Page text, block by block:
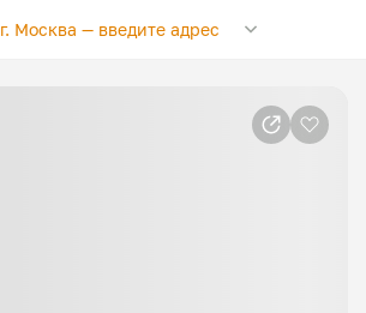
г. Москва —введите адрес